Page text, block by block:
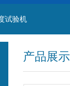
试验机
产品展示